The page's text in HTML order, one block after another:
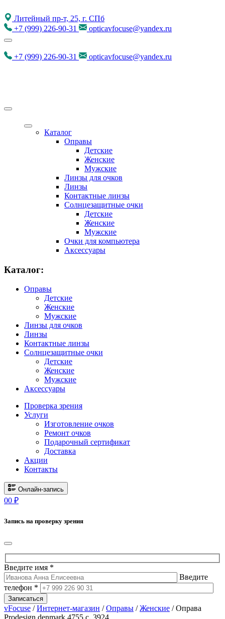
Литейный пр-т, 25, г. СПб
+7 (999) 226-90-31 opticavfocuse@yandex.ru
+7 (999) 226-90-31 opticavfocuse@yandex.ru
Каталог
Оправы
Детские
Женские
Мужские
Линзы для очков
Линзы
Контактные линзы
Солнцезащитные очки
Детские
Женские
Мужские
Очки для компьютера
Аксессуары
Каталог:
Оправы
Детские
Женские
Мужские
Линзы для очков
Линзы
Контактные линзы
Солнцезащитные очки
Детские
Женские
Мужские
Аксессуары
Проверка зрения
Услуги
Изготовление очков
Ремонт очков
Подарочный сертификат
Доставка
Акции
Контакты
Онлайн-запись
00 ₽
Запись на проверку зрения
Введите имя *
Введите
телефон *
Записаться
vFocuse /Интернет-магазин /Оправы /Женские / Оправа